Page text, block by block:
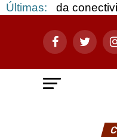
Últimas: fluvial